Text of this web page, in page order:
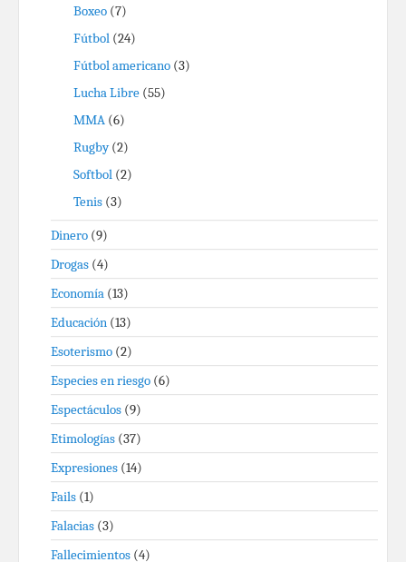
Boxeo (7)
Fútbol (24)
Fútbol americano (3)
Lucha Libre (55)
MMA (6)
Rugby(2)
Softbol (2)
Tenis (3)
Dinero (9)
Drogas (4)
Economía (13)
Educación (13)
Esoterismo (2)
Especies en riesgo (6)
Espectáculos (9)
Etimologías (37)
Expresiones (14)
Fails (1)
Falacias (3)
Fallecimientos (4)